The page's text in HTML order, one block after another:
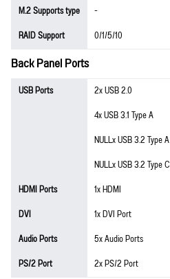
M.2 Supports type
-
RAID Support
0/1/5/10
Back Panel Ports
USB Ports
2x USB 2.0
4x USB 3.1 Type A
NULLx USB 3.2 Type A
NULLx USB 3.2 Type C
HDMI Ports
1x HDMI
DVI
1x DVI Port
Audio Ports
5x Audio Ports
PS/2 Port
2x PS/2 Port